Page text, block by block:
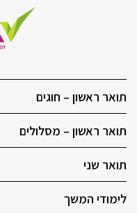
תואר ראשון – חוגים
תואר ראשון – מסלולים
תואר שני
לימודי המשך